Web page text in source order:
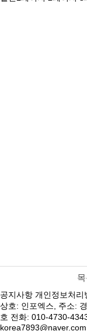
공지사항 개인정보처리
상호: 인포엑스, 주소:
호 전화: 010-4730-
korea7893@naver.com